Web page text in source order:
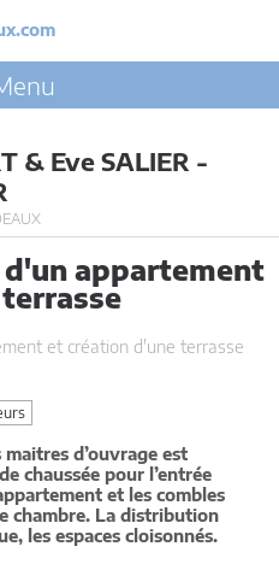
& Eve SALIER -
d'un appartement
et création d'une terrasse
maitres d’ouvrage est
chaussée pour l’entrée
et les combles
chambre. La distribution
les espaces cloisonnés.